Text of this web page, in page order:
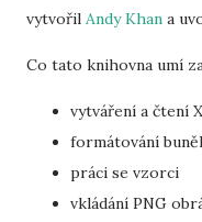
vytvořil Andy Khan a
Co tato knihovna umí
vytváření a čtení
formátování
práci se vzorci
vkládání PNG